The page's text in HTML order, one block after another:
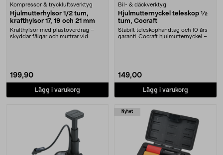
Kompressor & tryckluftsverktyg
Hjulmutterhylsor 1/2 tum,
krafthylsor 17, 19 och 21 mm
Krafthylsor med plastöverdrag –
skyddar fälgar och muttrar vid
199,90
Lägg i varukorg
Bil- & däckverktyg
Hjulmutternyckel teleskop ½
tum, Cocraft
Stabilt teleskophandtag och 10 års
garanti. Cocraft hjulmutternyckel –
149,00
Lägg i varukorg
Nyhet